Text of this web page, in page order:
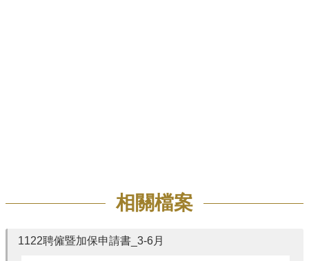
相關檔案
1122聘僱暨加保申請書_3-6月